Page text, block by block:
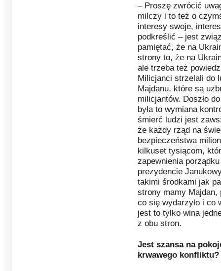
– Proszę zwrócić
milczy i to też o
interesy swoje,
podkreślić – jest
pamiętać, że na
strony to, że na
ale trzeba też
Milicjanci strzelali do
Majdanu, które są
milicjantów. Doszło
była to wymiana
śmierć ludzi jest
że każdy rząd na
bezpieczeństwa
kilkuset tysiącom,
zapewnienia
prezydencie
takimi środkami jak
strony mamy Majdan,
co się wydarzyło i co
jest to tylko wina
z obu stron.
Jest szansa na
krwawego konfliktu?